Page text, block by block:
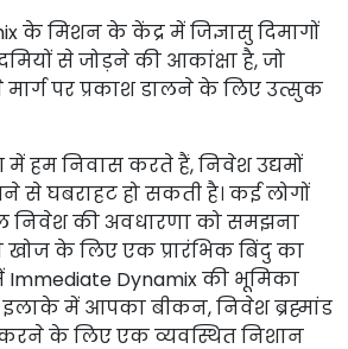
के मिशन के केंद्र में जिज्ञासु दिमागों
से जोड़ने की आकांक्षा है, जो
पर प्रकाश डालने के लिए उत्सुक
हम निवास करते हैं, निवेश उद्यमों
से घबराहट हो सकती है। कई लोगों
निवेश की अवधारणा को समझना
के लिए एक प्रारंभिक बिंदु का
Immediate Dynamix की भूमिका
इलाके में आपका बीकन, निवेश ब्रह्मांड
के लिए एक व्यवस्थित निशान